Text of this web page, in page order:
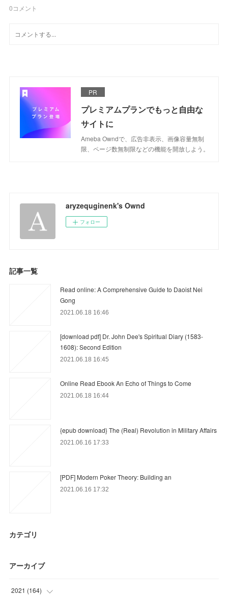
0コメント
PR
プレミアムプランでもっと自由な
サイトに
Ameba Owndで、広告非表示、画像容量無制
限、ページ数無制限などの機能を開放しよう。
aryzequginenk's Ownd
フォロー
記事一覧
Read online: A Comprehensive Guide to Daoist Nei
Gong
2021.06.18 16:46
[download pdf] Dr. John Dee's Spiritual Diary (1583-
1608): Second Edition
2021.06.18 16:45
Online Read Ebook An Echo of Things to Come
2021.06.18 16:44
{epub download} The (Real) Revolution in Military Affairs
2021.06.16 17:33
[PDF] Modern Poker Theory: Building an
2021.06.16 17:32
カテゴリ
アーカイブ
2021 (164)